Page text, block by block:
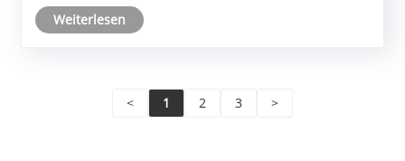
Weiterlesen
< 1 2 3 >